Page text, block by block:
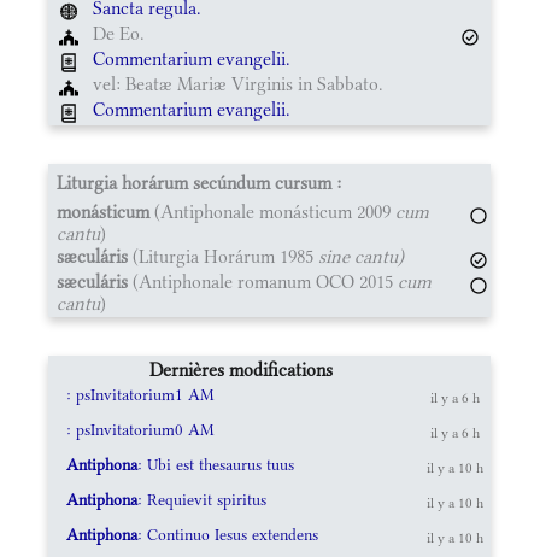
Sancta regula.
De Eo.
Commentarium evangelii.
vel: Beatæ Mariæ Virginis in Sabbato.
Commentarium evangelii.
Liturgia horárum secúndum cursum :
monásticum(Antiphonale monásticum 2009 cum
cantu)
sæculáris (Liturgia Horárum 1985 sine cantu)
sæculáris (Antiphonale romanum OCO 2015 cum
cantu)
Dernières modifications
: psInvitatorium1 AM il y a 6 h
: psInvitatorium0 AM il y a 6 h
Antiphona: Ubi est thesaurus tuus il y a 10 h
Antiphona: Requievit spiritus il y a 10 h
Antiphona: Continuo Iesus extendens il y a 10 h